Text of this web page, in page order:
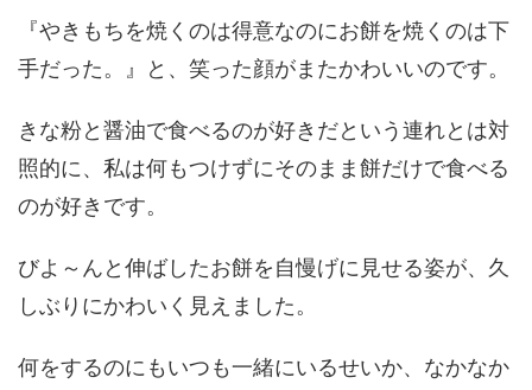
『やきもちを焼くのは得意なのにお餅を焼くのは下
手だった。』と、笑った顔がまたかわいいのです。
きな粉と醤油で食べるのが好きだという連れとは対
照的に、私は何もつけずにそのまま餅だけで食べる
のが好きです。
びよ～んと伸ばしたお餅を自慢げに見せる姿が、久
しぶりにかわいく見えました。
何をするのにもいつも一緒にいるせいか、なかなか